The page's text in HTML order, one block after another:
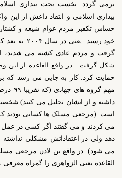
برمی گردد. نخست بحث بیداری
بیداری اسلامی و انتقاد داعش از این
حساس تکفیر مردم عوام شیعه و کشتار
خود رسید.
گرفت و مردم عادی کشته می شدند،
شکل گرفت . در واقع القاعده از این
حمایت کرد. کار به جایی می رسد که
مهم
داشته و از ایشان تجلیل می کنند)
است. (مرجعی مسلک ها کسانی بودند که
می کردند و می گفتند اگر کسی در عمل
دهد ولی در اعتقاداتش مشکلی نداشته
می شود). در واقع بن لادن مرجعی
القاعده یعنی الزواهری را گمراه معرفی